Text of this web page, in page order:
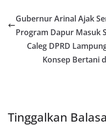
Gubernur Arinal Ajak
Program Dapur Masuk
Caleg DPRD
Konsep Bertani
Tinggalkan